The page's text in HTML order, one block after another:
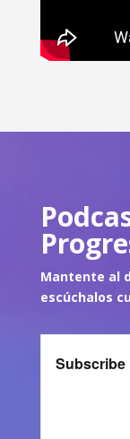
Mantente al
escúchalos